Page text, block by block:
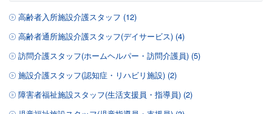
高齢者入所施設介護スタッフ (12)
高齢者通所施設介護スタッフ(デイサービス) (4)
訪問介護スタッフ(ホームヘルパー・訪問介護員) (5)
施設介護スタッフ(認知症・リハビリ施設) (2)
障害者福祉施設スタッフ(生活支援員・指導員) (2)